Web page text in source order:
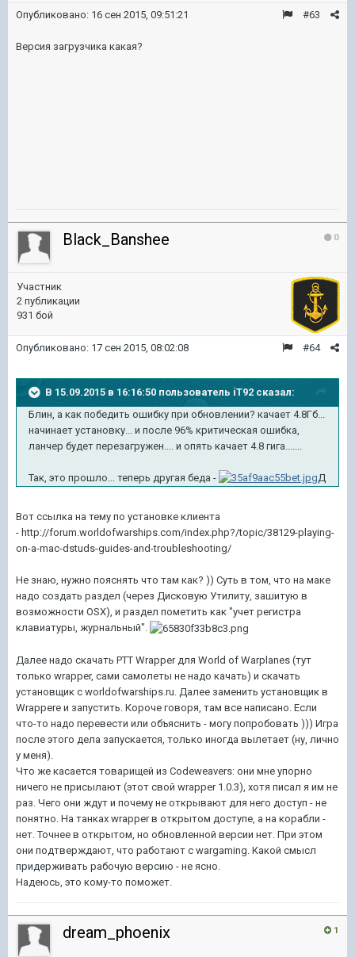
#63
Опубликовано: 16 сен 2015, 09:51:21
Версия загрузчика какая?
0
Black_Banshee
Участник
2 публикации
931 бой
#64
Опубликовано: 17 сен 2015, 08:02:08
В 15.09.2015 в 16:16:50 пользователь iT92 сказал:
Блин, а как победить ошибку при обновлении? качает 4.8Гб...
начинает установку... и после 96% критическая ошибка,
ланчер будет перезагружен.... и опять качает 4.8 гига.......
Так, это прошло... теперь другая беда - Д
Вот ссылка на тему по установке клиента
- http://forum.worldofwarships.com/index.php?/topic/38129-playing-
on-a-mac-dstuds-guides-and-troubleshooting/
Не знаю, нужно пояснять что там как? )) Суть в том, что на маке
надо создать раздел (через Дисковую Утилиту, зашитую в
возможности OSX), и раздел пометить как "учет регистра
клавиатуры, журнальный".
Далее надо скачать PTT Wrapper для World of Warplanes (тут
только wrapper, сами самолеты не надо качать) и скачать
установщик с worldofwarships.ru. Далее заменить установщик в
Wrappere и запустить. Короче говоря, там все написано. Если
что-то надо перевести или объяснить - могу попробовать ))) Игра
после этого дела запускается, только иногда вылетает (ну, лично
у меня).
Что же касается товарищей из Codeweavers: они мне упорно
ничего не присылают (этот свой wrapper 1.0.3), хотя писал я им не
раз. Чего они ждут и почему не открывают для него доступ - не
понятно. На танках wrapper в открытом доступе, а на корабли -
нет. Точнее в открытом, но обновленной версии нет. При этом
они подтверждают, что работают с wargaming. Какой смысл
придерживать рабочую версию - не ясно.
Надеюсь, это кому-то поможет.
1
dream_phoenix